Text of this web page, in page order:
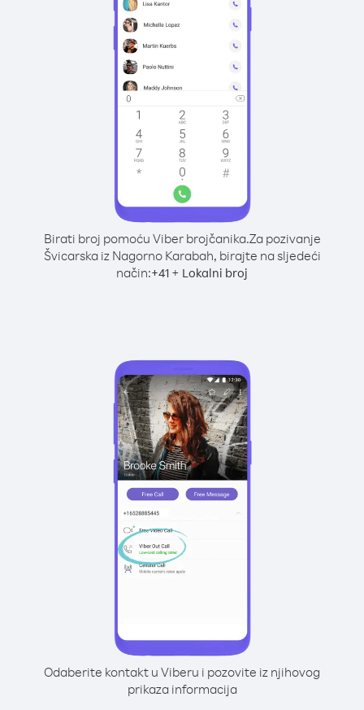
Birati broj pomoću Viber brojčanika.Za pozivanje
Švicarska iz Nagorno Karabah, birajte na sljedeći
način:+41 + Lokalni broj
Odaberite kontakt u Viberu i pozovite iz njihovog
prikaza informacija